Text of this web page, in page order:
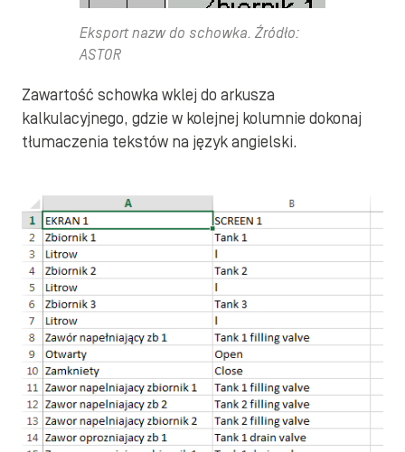
Eksport nazw do schowka. Źródło:
ASTOR
Zawartość schowka wklej do arkusza
kalkulacyjnego, gdzie w kolejnej kolumnie dokonaj
tłumaczenia tekstów na język angielski.